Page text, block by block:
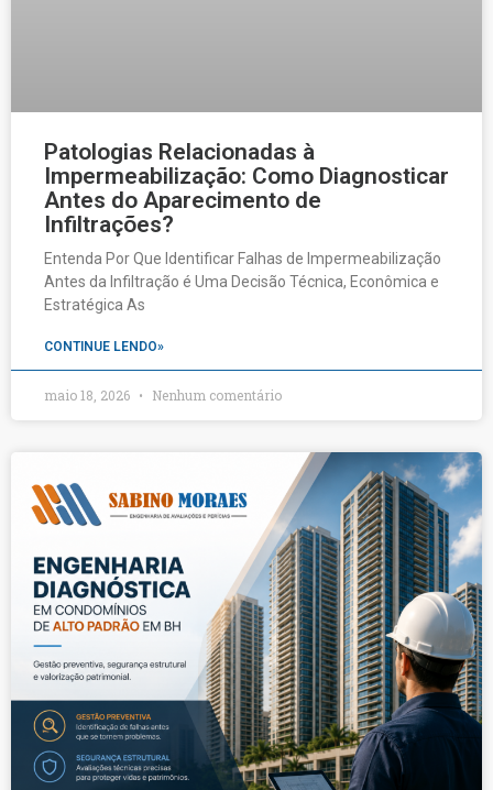
Patologias Relacionadas à
Impermeabilização: Como Diagnosticar
Antes do Aparecimento de
Infiltrações?
Entenda Por Que Identificar Falhas de Impermeabilização
Antes da Infiltração é Uma Decisão Técnica, Econômica e
Estratégica As
CONTINUE LENDO»
maio 18, 2026 Nenhum comentário